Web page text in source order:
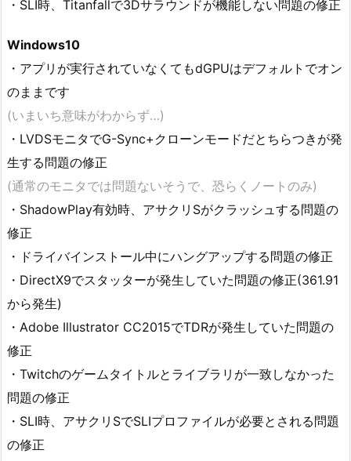
・SLI時、Titanfallで3Dサラウンドが機能しない問題の修正
Windows10
・アプリが実行されていなくてもdGPUはデフォルトでオン
のままです
(いまいち意味がわからず…)
・LVDSモニタでG-Sync+クローンモードだとちらつきが発
生する問題の修正
(通常のモニタでは問題ないそうで、恐らくノートのみ)
・ShadowPlay有効時、アサクリSがクラッシュする問題の
修正
・ドライバインストール中にハングアップする問題の修正
・DirectX9でスタッターが発生していた問題の修正(361.91
から発生)
・Adobe Illustrator CC2015でTDRが発生していた問題の
修正
・Twitchのゲームタイトルとライブラリが一致しなかった
問題の修正
・SLI時、アサクリSでSLIプロファイルが必要とされる問題
の修正